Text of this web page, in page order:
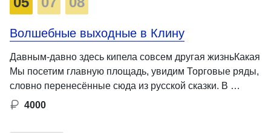
Волшебные выходные в Клину
Давным-давно здесь кипела совсем другая жизньКакая
Мы посетим главную площадь, увидим Торговые ряды,
словно перенесённые сюда из русской сказки. В …
4000